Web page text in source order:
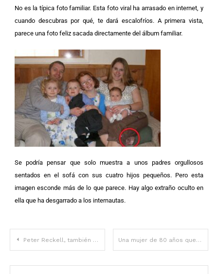
No es la típica foto familiar. Esta foto viral ha arrasado en internet, y
cuando descubras por qué, te dará escalofríos. A primera vista,
parece una foto feliz sacada directamente del álbum familiar.
Se podría pensar que solo muestra a unos padres orgullosos
sentados en el sofá con sus cuatro hijos pequeños. Pero esta
imagen esconde más de lo que parece. Hay algo extraño oculto en
ella que ha desgarrado a los internautas.
Peter Reckell, también conocido como Bo Brady de “Days of Our Lives”, tiene una hermosa esposa de 26 años de la que muchos quizás no sepan después de que su matrimonio con una coprotagonista de telenovela no funcionara. Una mujer de 80 años que perdió a su única hija por orden de su abuelo finalmente abraza a su hija 59 años después